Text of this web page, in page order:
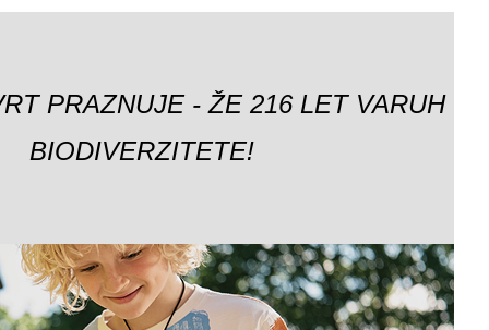
PRAZNUJE - ŽE 216 LET VARUH
BIODIVERZITETE!